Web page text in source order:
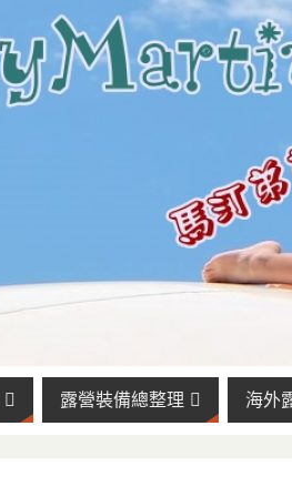
露營裝備總整理 海外